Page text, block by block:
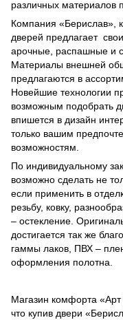
различных
Компания «Берислав»,
дверей предлагает
арочные, распашные и
Материалы внешней
предлагаются в
Новейшие технологии
возможным подобрать
впишется в дизайн
только вашим
возможностям.
По индивидуальному
возможно сделать не
если применить в
резьбу, ковку,
– остекление.
достигается так же
гаммы лаков, ПВХ –
оформления полотна.
Магазин комфорта «Арт
что купив двери